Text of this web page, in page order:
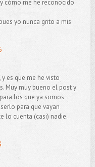
cómo me he reconocido...
yo nunca grito a mis
es que me he visto
Muy muy bueno el post y
los que ya somos
para que vayan
lo cuenta (casi) nadie.